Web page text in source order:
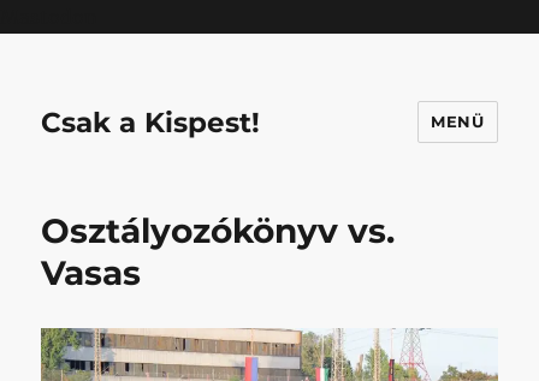
Csak a Kispest! MENÜ
Osztályozókönyv vs.
Vasas